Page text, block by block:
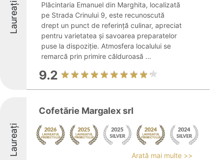
Laureați
Plăcintaria Emanuel din Marghita, localizată
pe Strada Crinului 9, este recunoscută
drept un punct de referință culinar, apreciat
pentru varietatea și savoarea preparatelor
puse la dispoziție. Atmosfera localului se
remarcă prin primire călduroasă ...
9.2
Laureați
Cofetărie Margalex srl
Arată mai multe >>